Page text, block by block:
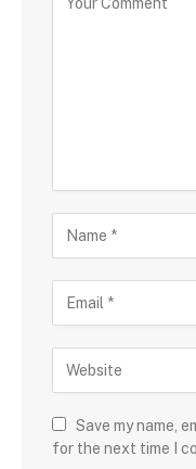
Save my name,
for the next time I